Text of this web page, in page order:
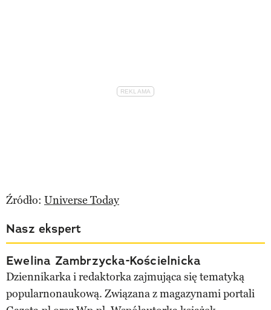
Źródło: Universe Today
Nasz ekspert
Ewelina Zambrzycka-Kościelnicka
Dziennikarka i redaktorka zajmująca się tematyką
popularnonaukową. Związana z magazynami portali